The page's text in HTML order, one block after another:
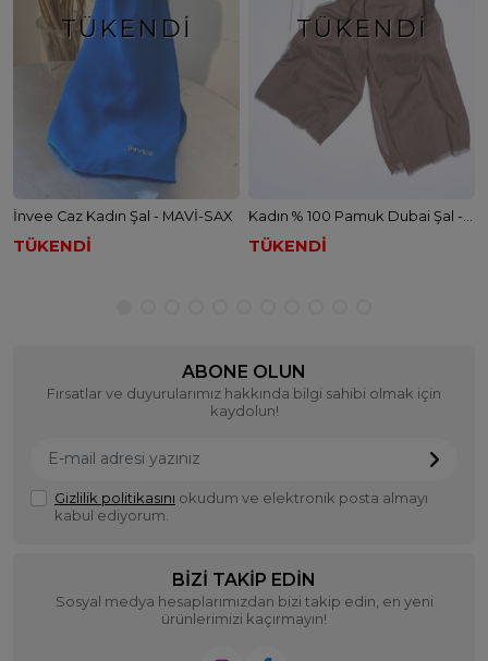
TÜKENDI
İnvee Caz Kadın Şal - MAVİ-SAX
TÜKENDİ
TÜKENDI
TÜKENDİ
ABONE OLUN
Fırsatlar ve duyurularımız hakkında bilgi sahibi olmak için
kaydolun!
Gizlilik politikasını okudum ve elektronik posta almayı
kabul ediyorum.
BIZI TAKIP EDIN
Sosyal medya hesaplarımızdan bizi takip edin, en yeni
ürünlerimizi kaçırmayın!